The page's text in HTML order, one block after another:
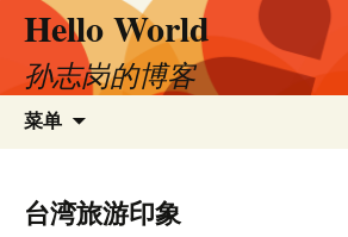
文
Hello World
孙志岗的博客
菜单
台湾旅游印象